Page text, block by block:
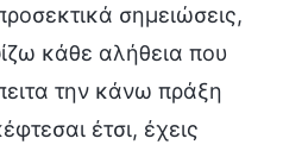
σημειώσεις,
κάθε αλήθεια που
την κάνω πράξη
έτσι, έχεις